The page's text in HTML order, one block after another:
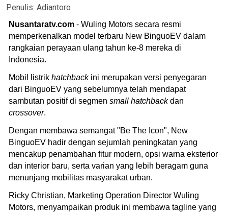
Penulis: Adiantoro
Nusantaratv.com - Wuling Motors secara resmi
memperkenalkan model terbaru New BinguoEV dalam
rangkaian perayaan ulang tahun ke-8 mereka di
Indonesia.
Mobil listrik hatchbackini merupakan versi penyegaran
dari BinguoEV yang sebelumnya telah mendapat
sambutan positif di segmen small hatchbackdan
crossover.
Dengan membawa semangat "Be The Icon", New
BinguoEV hadir dengan sejumlah peningkatan yang
mencakup penambahan fitur modern, opsi warna eksterior
dan interior baru, serta varian yang lebih beragam guna
menunjang mobilitas masyarakat urban.
Ricky Christian, Marketing Operation Director Wuling
Motors, menyampaikan produk ini membawa tagline yang